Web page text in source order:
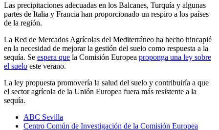
Las precipitaciones adecuadas en los Balcanes, Turquía y algunas
partes de Italia y Francia han proporcionado un respiro a los países
de la región.
La Red de Mercados Agrícolas del Mediterráneo ha hecho hincapié
en la necesidad de mejorar la gestión del suelo como respuesta a la
sequía. Se espera que la Comisión Europea proponga una ley sobre
el suelo este verano.
La ley propuesta promovería la salud del suelo y contribuiría a que
el sector agrícola de la Unión Europea fuera más resistente a la
sequía.
ABC Sevilla
Centro Común de Investigación de la Comisión Europea